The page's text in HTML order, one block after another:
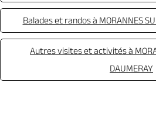
Balades et randos à MORANNES
Autres visites et activités à
DAUMERAY